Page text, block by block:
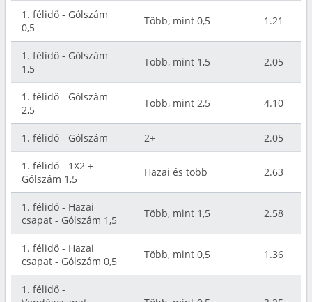
1. félidő - Gólszám
0,5
Több, mint 0,5 1.21
1. félidő - Gólszám
1,5
Több, mint 1,5 2.05
1. félidő - Gólszám
2,5
Több, mint 2,5 4.10
1. félidő - Gólszám 2+ 2.05
1. félidő - 1X2 +
Gólszám 1,5
Hazai és több 2.63
1. félidő - Hazai
csapat - Gólszám 1,5
Több, mint 1,5 2.58
1. félidő - Hazai
csapat - Gólszám 0,5
Több, mint 0,5 1.36
1. félidő -